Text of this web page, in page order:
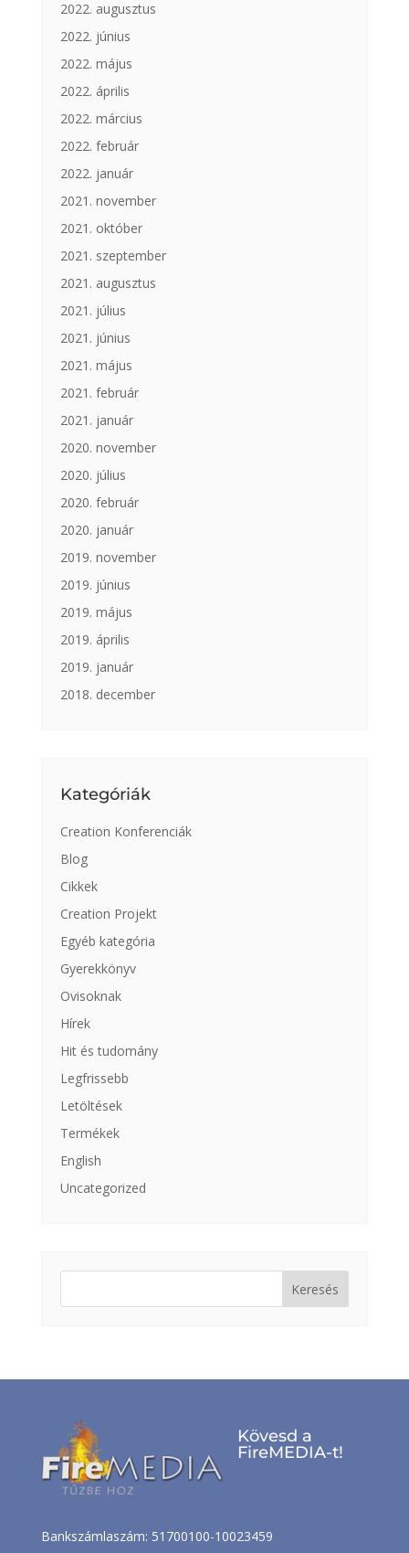
2022. augusztus
2022. június
2022. május
2022. április
2022. március
2022. február
2022. január
2021. november
2021. október
2021. szeptember
2021. augusztus
2021. július
2021. június
2021. május
2021. február
2021. január
2020. november
2020. július
2020. február
2020. január
2019. november
2019. június
2019. május
2019. április
2019. január
2018. december
Kategóriák
Creation Konferenciák
Blog
Cikkek
Creation Projekt
Egyéb kategória
Gyerekkönyv
Ovisoknak
Hírek
Hit és tudomány
Legfrissebb
Letöltések
Termékek
English
Uncategorized
Keresés:
Bankszámlaszám: 51700100-10023459
Kövesd a
FireMEDIA-t!